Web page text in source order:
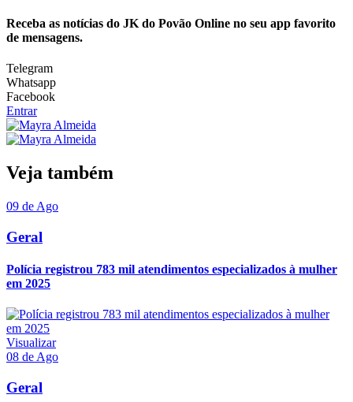
Receba as notícias do JK do Povão Online no seu app favorito
de mensagens.
Telegram
Whatsapp
Facebook
Entrar
Veja também
09 de Ago
Geral
Polícia registrou 783 mil atendimentos especializados à mulher
em 2025
Visualizar
08 de Ago
Geral